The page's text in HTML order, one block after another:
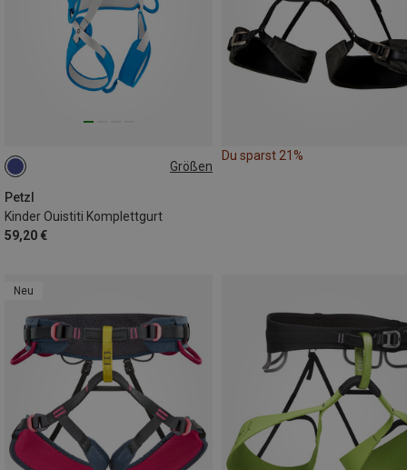
Größen
Petzl
Kinder Ouistiti Komplettgurt
59,20 €
XXS-S
Du sparst 21%
Neu